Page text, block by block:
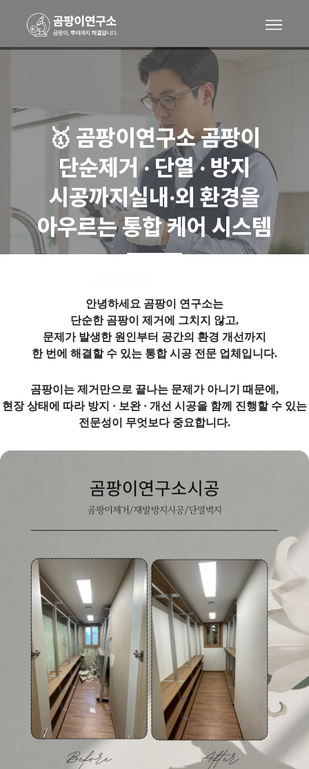
🥇 곰팡이연구소 곰팡이
단순제거 · 단열 · 방지
시공까지실내·외 환경을
아우르는 통합 케어 시스템
안녕하세요 곰팡이 연구소는
단순한 곰팡이 제거에 그치지 않고,
문제가 발생한 원인부터 공간의 환경 개선까지
한 번에 해결할 수 있는 통합 시공 전문 업체입니다.
곰팡이는 제거만으로 끝나는 문제가 아니기 때문에,
현장 상태에 따라 방지 · 보완 · 개선 시공을 함께 진행할 수 있는
전문성이 무엇보다 중요합니다.